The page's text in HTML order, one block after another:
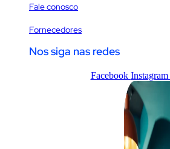
Fale conosco
Fornecedores
Nos siga nas redes
Facebook Instagram